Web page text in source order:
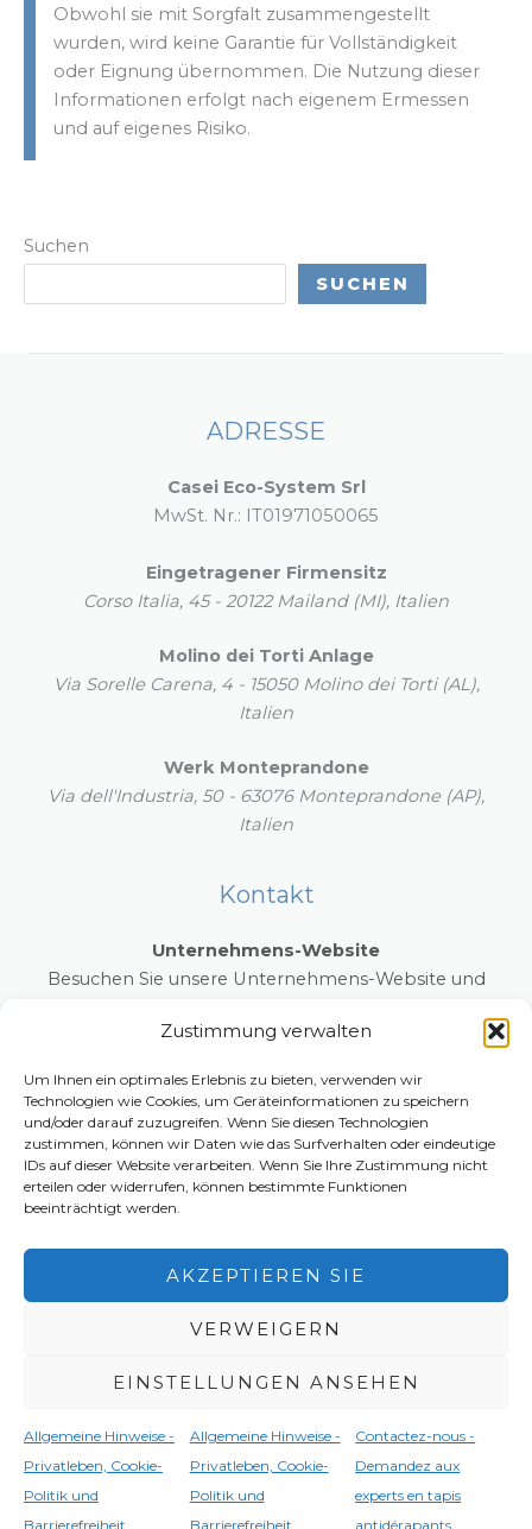
Zustimmung verwalten
Um Ihnen ein optimales Erlebnis zu bieten, verwenden wir
Technologien wie Cookies, um Geräteinformationen zu speichern
und/oder darauf zuzugreifen. Wenn Sie diesen Technologien
zustimmen, können wir Daten wie das Surfverhalten oder eindeutige
IDs auf dieser Website verarbeiten. Wenn Sie Ihre Zustimmung nicht
erteilen oder widerrufen, können bestimmte Funktionen
beeinträchtigt werden.
AKZEPTIEREN SIE
VERWEIGERN
EINSTELLUNGEN ANSEHEN
Allgemeine Hinweise -
Privatleben, Cookie-
Politik und
Barrierefreiheit
Allgemeine Hinweise -
Privatleben, Cookie-
Politik und
Barrierefreiheit
Contactez-nous -
Demandez aux
experts en tapis
antidérapants
Obwohl sie mit Sorgfalt zusammengestellt
wurden, wird keine Garantie für Vollständigkeit
oder Eignung übernommen. Die Nutzung dieser
Informationen erfolgt nach eigenem Ermessen
und auf eigenes Risiko.
Suchen
SUCHEN
ADRESSE
Casei Eco-System Srl
MwSt. Nr.: IT01971050065
Eingetragener Firmensitz
Corso Italia, 45 - 20122 Mailand (MI), Italien
Molino dei Torti Anlage
Via Sorelle Carena, 4 - 15050 Molino dei Torti (AL),
Italien
Werk Monteprandone
Via dell'Industria, 50 - 63076 Monteprandone (AP),
Italien
Kontakt
Unternehmens-Website
Besuchen Sie unsere Unternehmens-Website und
Eco-Systems.
E-Mail:info@anti-slip-mat.com
Telefon:+39 0131 854022
Copyright [Urheberrecht] 2026 anti-slip-mat.com
Richtlinie und Barrierefreiheit
English(Englisch) Français(Französisch)
Deutsch
Italiano( Italienisch)
Español
Spanisch)